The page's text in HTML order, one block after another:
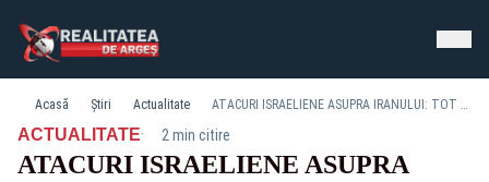
Acasă Știri Actualitate ATACURI ISRAELIENE ASUPRA IRANULUI: TOT CE TREBUIE SĂ ȘTII DESPRE ESCALADAREA TENSIUNILOR DIN ORIENTUL MIJLOCIU
ACTUALITATE· 2 min citire
ATACURI ISRAELIENE ASUPRA